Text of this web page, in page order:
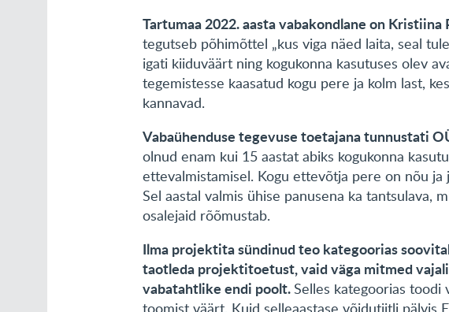
Tartumaa 2022. aasta vabakondlane on Kristiina
tegutseb põhimõttel „kus viga näed laita, seal
igati kiiduväärt ning kogukonna kasutuses olev
tegemistesse kaasatud kogu pere ja kolm last,
kannavad.
Vabaühenduse tegevuse toetajana tunnustati
olnud enam kui 15 aastat abiks kogukonna
ettevalmistamisel. Kogu ettevõtja pere on nõu
Sel aastal valmis ühise panusena ka tantsulava,
osalejaid rõõmustab.
Ilma projektita sündinud teo kategoorias
taotleda projektitoetust, vaid väga mitmed
vabatahtlike endi poolt.Selles kategoorias toodi
toomist väärt. Kuid selleaastase võidutiitli pälvis